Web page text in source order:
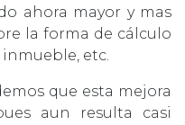
ahora mayor y mas
la forma de cálculo
etc.
que esta mejora
aun resulta casi